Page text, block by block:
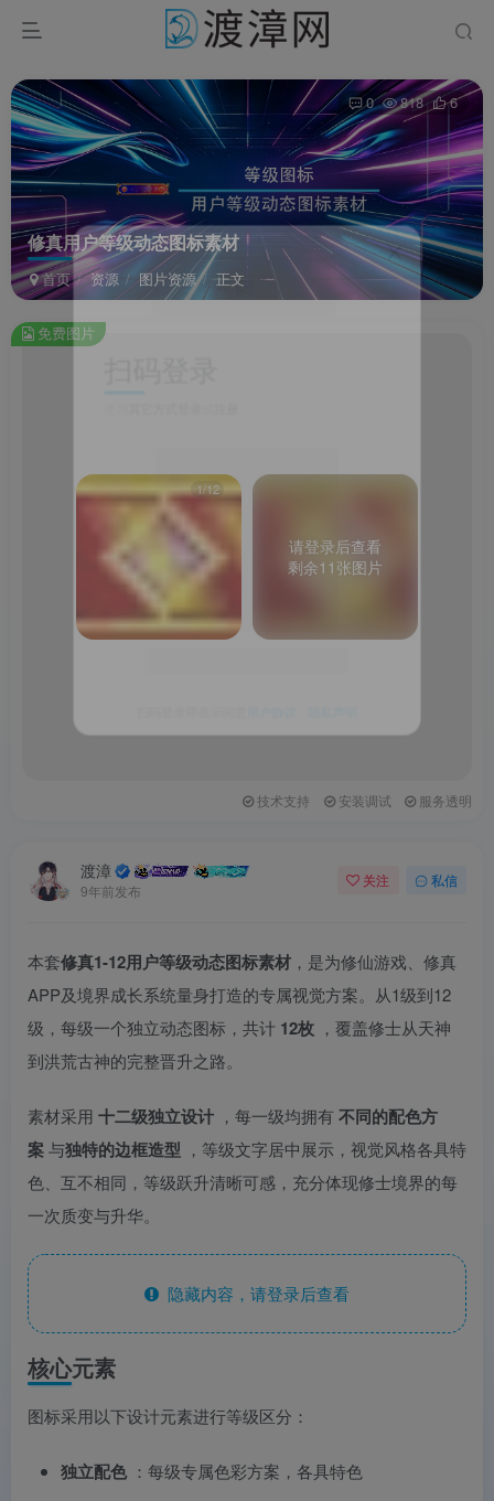
修真用户等级动态图标素材
首页 资源 图片资源 正文
0 818 6
1/12
请登录后查看
剩余11张图片
技术支持 安装调试 服务透明
免费图片
渡漳
9年前发布
关注 私信
本套修真1-12用户等级动态图标素材 ，是为修仙游戏、修真
APP及境界成长系统量身打造的专属视觉方案。从1级到12
级，每级一个独立动态图标，共计 12枚 ，覆盖修士从天神
到洪荒古神的完整晋升之路。
素材采用 十二级独立设计 ，每一级均拥有不同的配色方
案与独特的边框造型 ，等级文字居中展示，视觉风格各具特
色、互不相同，等级跃升清晰可感，充分体现修士境界的每
一次质变与升华。
隐藏内容，请登录后查看
核心元素
图标采用以下设计元素进行等级区分：
独立配色 ：每级专属色彩方案，各具特色
扫码登录
关注公众号后发送 “验证码” 获取验证码